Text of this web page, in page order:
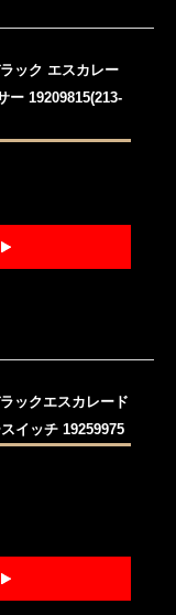
ック エスカレー
ー 19209815(213-
ックエスカレード
イッチ 19259975